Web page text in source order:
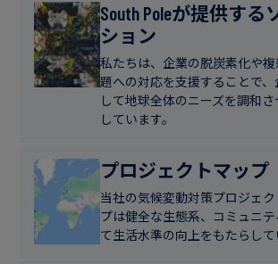
り
み
食
飲
料
ス
テ
ナ
ブ
ー
ス
ス
デ
ィ
ニ
South Poleが提供する
ション
私たちは、企業の脱炭素化や
題への対応を支援することで
して地球全体のニーズを調和
しています。
プロジェクトマップ
当社の気候変動対策プロジェ
プは健全な生態系、コミュニ
て生活水準の向上をもたらして